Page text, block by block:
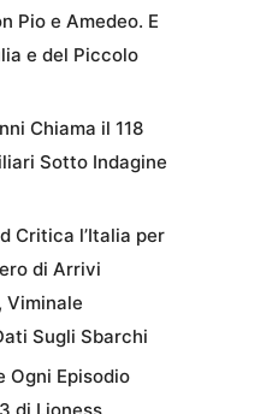
Pio e Amedeo. E
e del Piccolo
Chiama il 118
Sotto Indagine
Critica l’Italia per
di Arrivi
Viminale
Sugli Sbarchi
Ogni Episodio